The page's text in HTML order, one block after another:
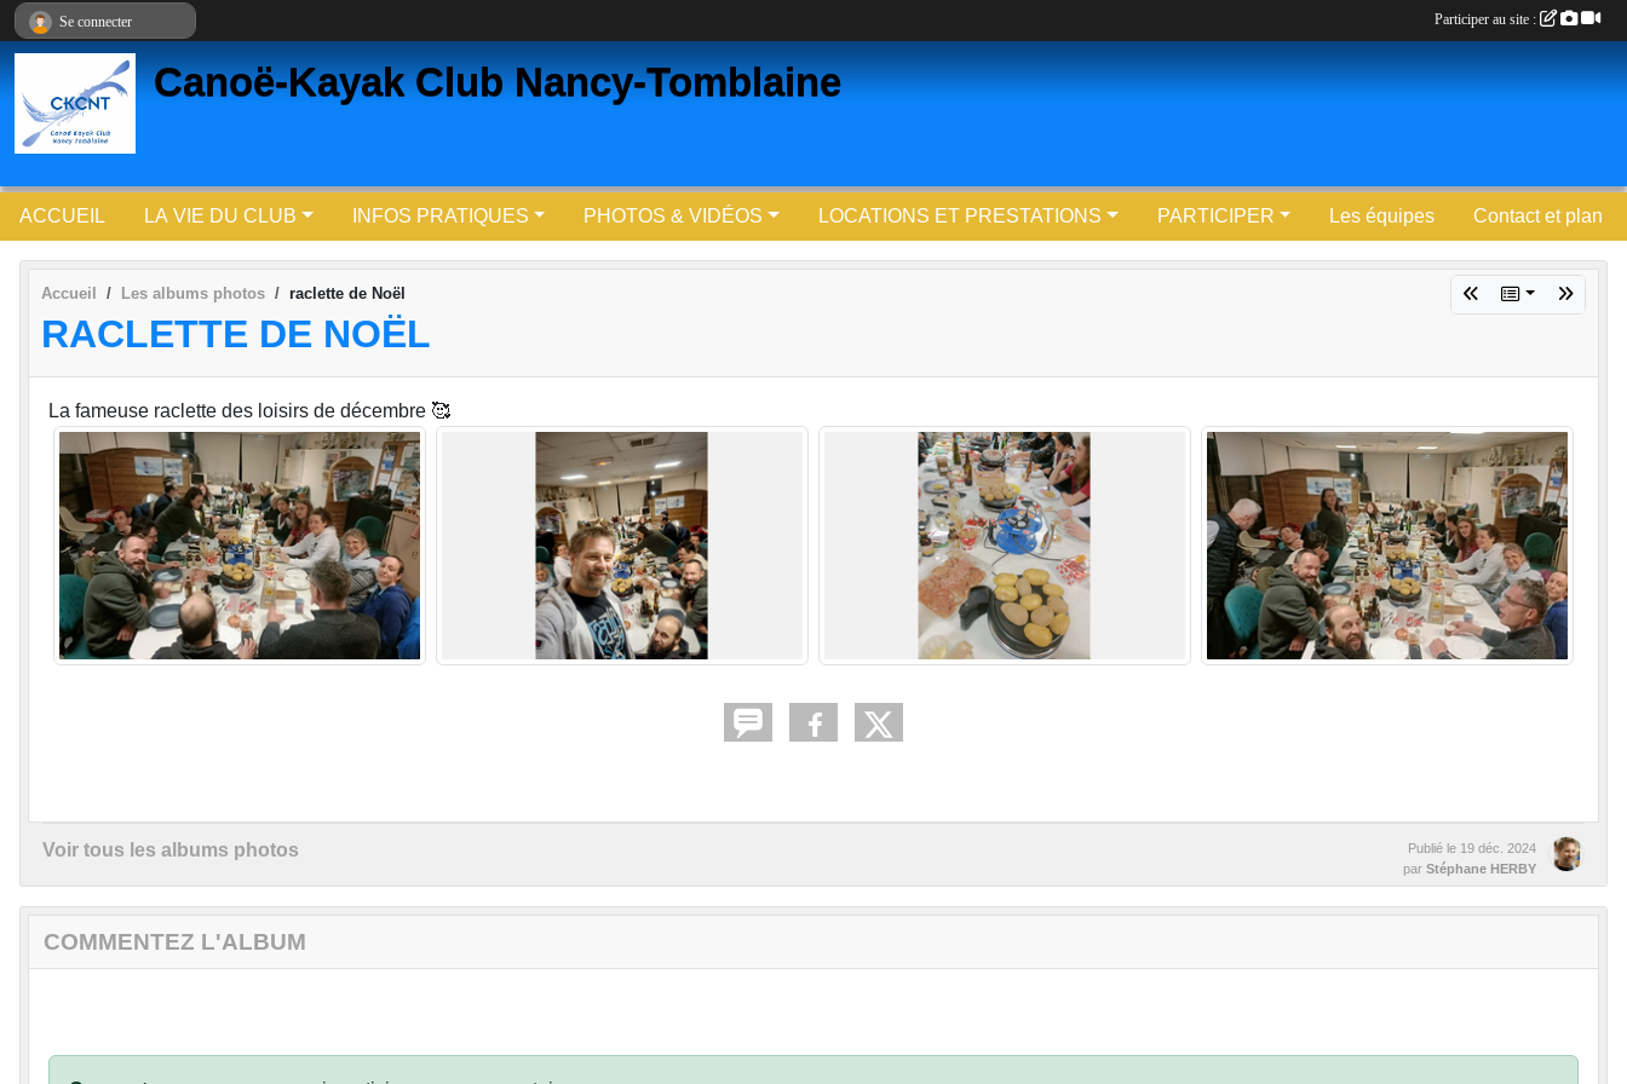
Canoë-Kayak Club Nancy-Tomblaine
ACCUEIL LA VIE DU CLUB INFOS PRATIQUES PHOTOS & VIDÉOS LOCATIONS ET PRESTATIONS PARTICIPER Les équipes Contact et plan
Accueil Les albums photos raclette de Noël
RACLETTE DE NOËL
La fameuse raclette des loisirs de décembre 🥰
Voir tous les albums photos Publié le 19 déc. 2024
par Stéphane HERBY
COMMENTEZ L'ALBUM
Se connecter Participer au site :
Panneau de gestion des cookies